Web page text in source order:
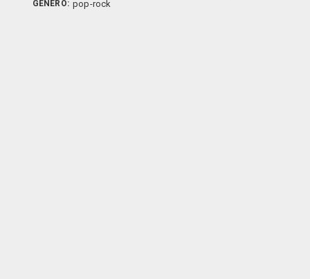
GÉNERO: pop-rock